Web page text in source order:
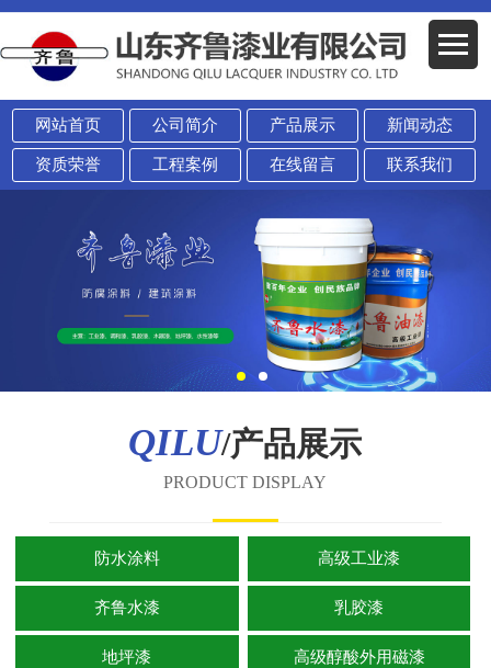
网站首页 公司简介 产品展示 新闻动态
资质荣誉 工程案例 在线留言 联系我们
QILU/产品展示
PRODUCT DISPLAY
防水涂料 高级工业漆
齐鲁水漆 乳胶漆
地坪漆 高级醇酸外用磁漆